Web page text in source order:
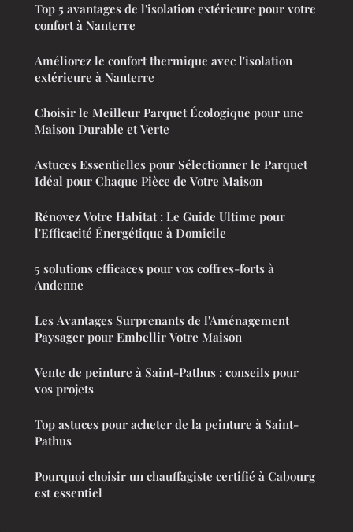
Top 5 avantages de l'isolation extérieure pour votre
confort à Nanterre
Améliorez le confort thermique avec l'isolation
extérieure à Nanterre
Choisir le Meilleur Parquet Écologique pour une
Maison Durable et Verte
Astuces Essentielles pour Sélectionner le Parquet
Idéal pour Chaque Pièce de Votre Maison
Rénovez Votre Habitat : Le Guide Ultime pour
l'Efficacité Énergétique à Domicile
5 solutions efficaces pour vos coffres-forts à
Andenne
Les Avantages Surprenants de l'Aménagement
Paysager pour Embellir Votre Maison
Vente de peinture à Saint-Pathus : conseils pour
vos projets
Top astuces pour acheter de la peinture à Saint-
Pathus
Pourquoi choisir un chauffagiste certifié à Cabourg
est essentiel